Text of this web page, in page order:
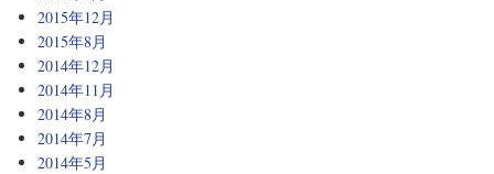
2015年12月
2015年8月
2014年12月
2014年11月
2014年8月
2014年7月
2014年5月